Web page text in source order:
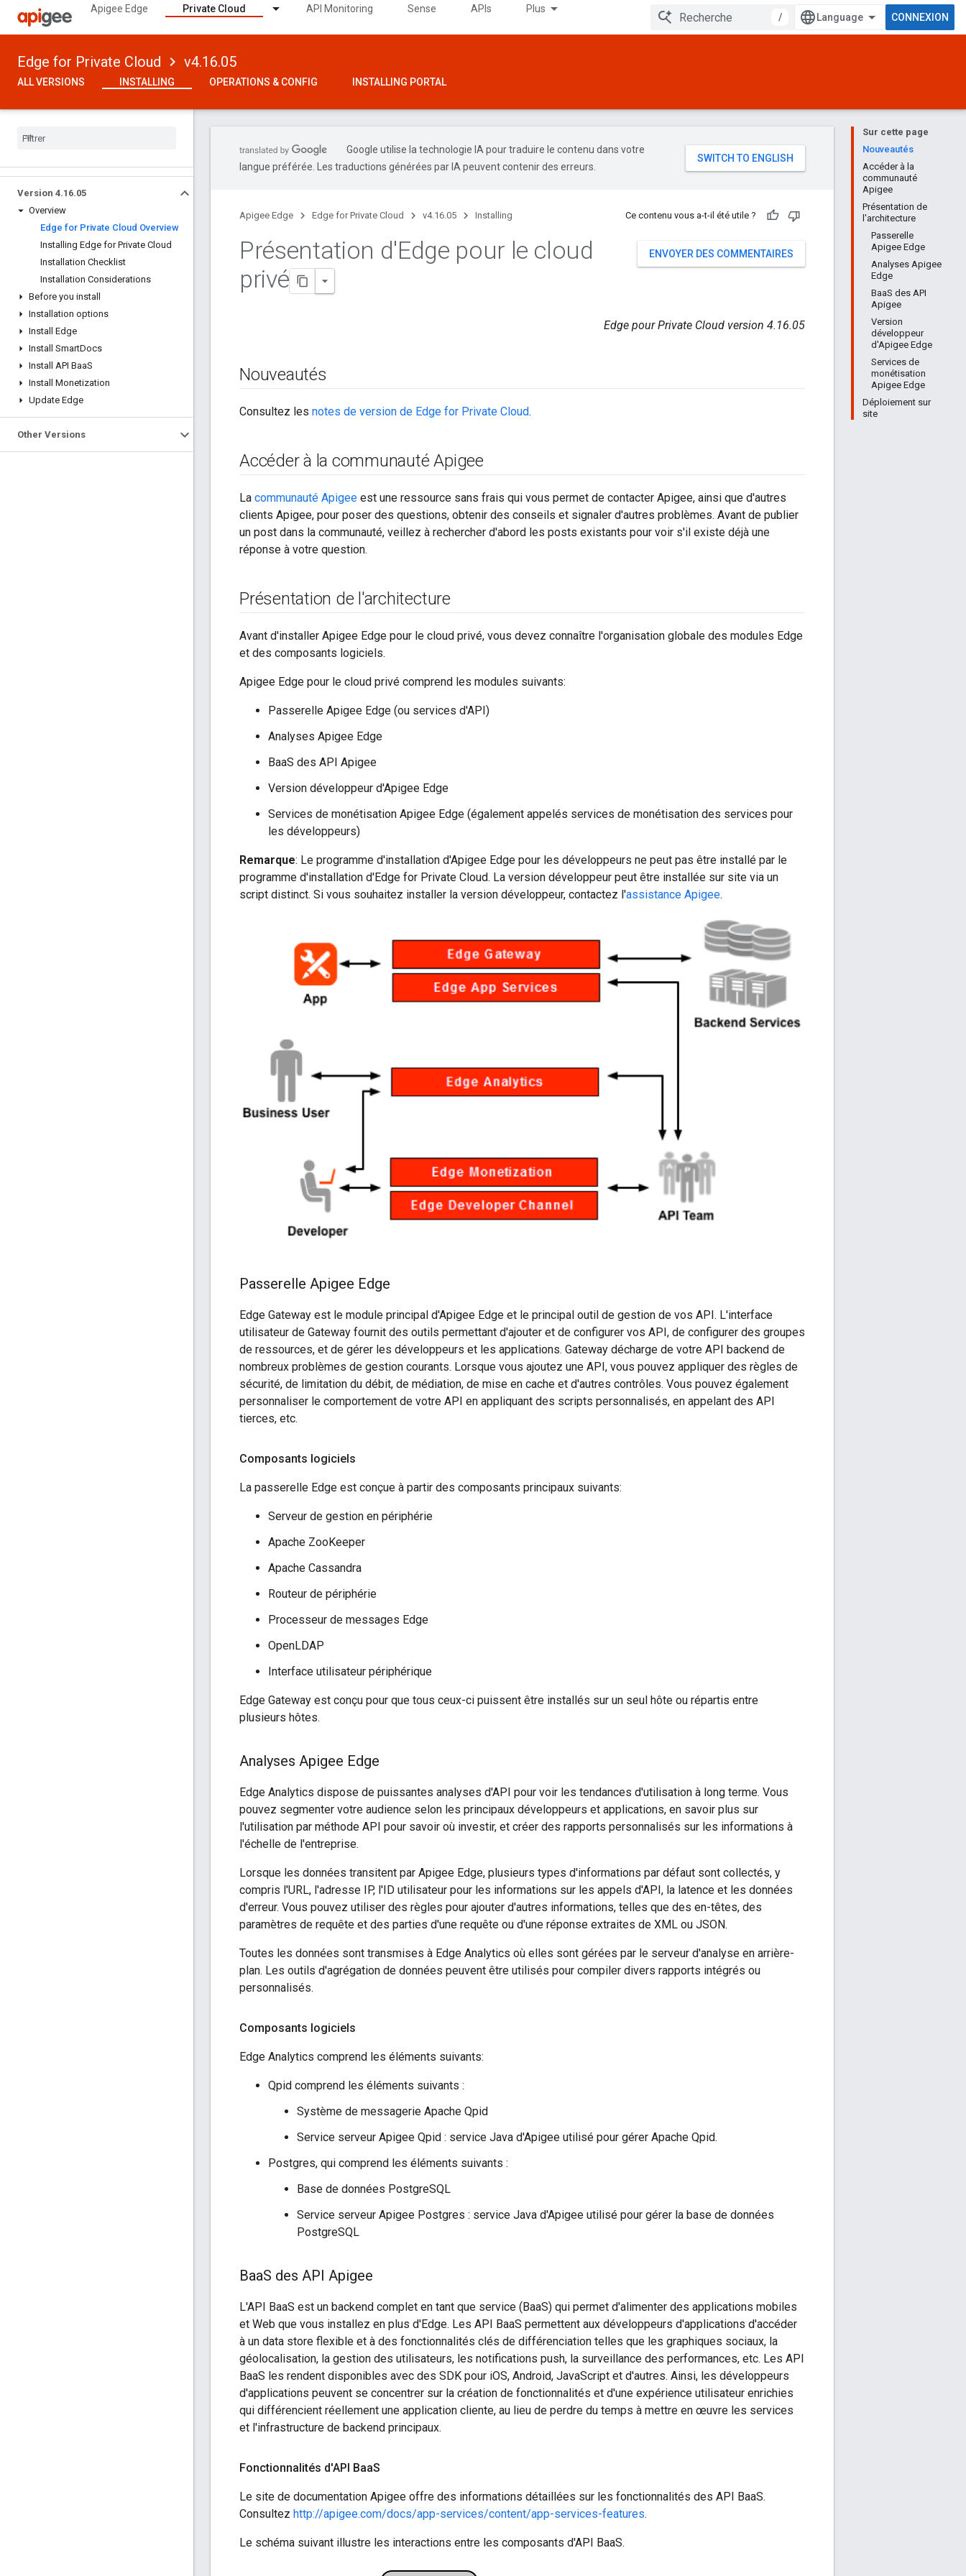
Apigee Edge Private Cloud API Monitoring Sense APIs Plus
/ CONNEXION
Edge for Private Cloud v4.16.05
ALL VERSIONS INSTALLING OPERATIONS & CONFIG INSTALLING PORTAL
Version 4.16.05
Overview
Edge for Private Cloud Overview
Installing Edge for Private Cloud
Installation Checklist
Installation Considerations
Before you install
Installation options
Install Edge
Install SmartDocs
Install API BaaS
Install Monetization
Update Edge
Other Versions
Sur cette page
Nouveautés
Accéder à la
communauté
Apigee
Présentation de
l'architecture
Passerelle
Apigee Edge
Analyses Apigee
Edge
BaaS des API
Apigee
Version
développeur
d'Apigee Edge
Services de
monétisation
Apigee Edge
Déploiement sur
site
Google utilise la technologie IA pour traduire le contenu dans votre
langue préférée. Les traductions générées par IA peuvent contenir des erreurs.
Apigee Edge Edge for Private Cloud v4.16.05 Installing Ce contenu vous a-t-il été utile ?
ENVOYER DES COMMENTAIRES
Présentation d'Edge pour le cloud
privé
Edge pour Private Cloud version 4.16.05
Nouveautés
Consultez les notes de version de Edge for Private Cloud.
Accéder à la communauté Apigee
La communauté Apigee est une ressource sans frais qui vous permet de contacter Apigee, ainsi que d'autres
clients Apigee, pour poser des questions, obtenir des conseils et signaler d'autres problèmes. Avant de publier
un post dans la communauté, veillez à rechercher d'abord les posts existants pour voir s'il existe déjà une
réponse à votre question.
Présentation de l'architecture
Avant d'installer Apigee Edge pour le cloud privé, vous devez connaître l'organisation globale des modules Edge
et des composants logiciels.
Apigee Edge pour le cloud privé comprend les modules suivants:
Passerelle Apigee Edge (ou services d'API)
Analyses Apigee Edge
BaaS des API Apigee
Version développeur d'Apigee Edge
Services de monétisation Apigee Edge (également appelés services de monétisation des services pour
les développeurs)
Remarque: Le programme d'installation d'Apigee Edge pour les développeurs ne peut pas être installé par le
programme d'installation d'Edge for Private Cloud. La version développeur peut être installée sur site via un
script distinct. Si vous souhaitez installer la version développeur, contactez l'assistance Apigee.
Passerelle Apigee Edge
Edge Gateway est le module principal d'Apigee Edge et le principal outil de gestion de vos API. L'interface
utilisateur de Gateway fournit des outils permettant d'ajouter et de configurer vos API, de configurer des groupes
de ressources, et de gérer les développeurs et les applications. Gateway décharge de votre API backend de
nombreux problèmes de gestion courants. Lorsque vous ajoutez une API, vous pouvez appliquer des règles de
sécurité, de limitation du débit, de médiation, de mise en cache et d'autres contrôles. Vous pouvez également
personnaliser le comportement de votre API en appliquant des scripts personnalisés, en appelant des API
tierces, etc.
Composants logiciels
La passerelle Edge est conçue à partir des composants principaux suivants:
Serveur de gestion en périphérie
Apache ZooKeeper
Apache Cassandra
Routeur de périphérie
Processeur de messages Edge
OpenLDAP
Interface utilisateur périphérique
Edge Gateway est conçu pour que tous ceux-ci puissent être installés sur un seul hôte ou répartis entre
plusieurs hôtes.
Analyses Apigee Edge
Edge Analytics dispose de puissantes analyses d'API pour voir les tendances d'utilisation à long terme. Vous
pouvez segmenter votre audience selon les principaux développeurs et applications, en savoir plus sur
l'utilisation par méthode API pour savoir où investir, et créer des rapports personnalisés sur les informations à
l'échelle de l'entreprise.
Lorsque les données transitent par Apigee Edge, plusieurs types d'informations par défaut sont collectés, y
compris l'URL, l'adresse IP, l'ID utilisateur pour les informations sur les appels d'API, la latence et les données
d'erreur. Vous pouvez utiliser des règles pour ajouter d'autres informations, telles que des en-têtes, des
paramètres de requête et des parties d'une requête ou d'une réponse extraites de XML ou JSON.
Toutes les données sont transmises à Edge Analytics où elles sont gérées par le serveur d'analyse en arrière-
plan. Les outils d'agrégation de données peuvent être utilisés pour compiler divers rapports intégrés ou
personnalisés.
Composants logiciels
Edge Analytics comprend les éléments suivants:
Qpid comprend les éléments suivants :
Système de messagerie Apache Qpid
Service serveur Apigee Qpid : service Java d'Apigee utilisé pour gérer Apache Qpid.
Postgres, qui comprend les éléments suivants :
Base de données PostgreSQL
Service serveur Apigee Postgres : service Java d'Apigee utilisé pour gérer la base de données
PostgreSQL
BaaS des API Apigee
L'API BaaS est un backend complet en tant que service (BaaS) qui permet d'alimenter des applications mobiles
et Web que vous installez en plus d'Edge. Les API BaaS permettent aux développeurs d'applications d'accéder
à un data store flexible et à des fonctionnalités clés de différenciation telles que les graphiques sociaux, la
géolocalisation, la gestion des utilisateurs, les notifications push, la surveillance des performances, etc. Les API
BaaS les rendent disponibles avec des SDK pour iOS, Android, JavaScript et d'autres. Ainsi, les développeurs
d'applications peuvent se concentrer sur la création de fonctionnalités et d'une expérience utilisateur enrichies
qui différencient réellement une application cliente, au lieu de perdre du temps à mettre en œuvre les services
et l'infrastructure de backend principaux.
Fonctionnalités d'API BaaS
Le site de documentation Apigee offre des informations détaillées sur les fonctionnalités des API BaaS.
Consultez http://apigee.com/docs/app-services/content/app-services-features.
Le schéma suivant illustre les interactions entre les composants d'API BaaS.